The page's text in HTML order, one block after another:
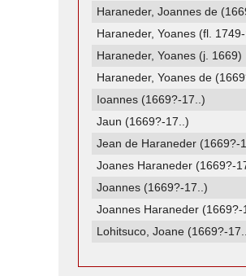
Haraneder, Joannes de
Haraneder, Yoanes (fl.
Haraneder, Yoanes (j. 1669)
Haraneder, Yoanes de
Ioannes (1669?-17..)
Jaun (1669?-17..)
Jean de Haraneder (1669?-
Joanes Haraneder (1669?-
Joannes (1669?-17..)
Joannes Haraneder (1669?-
Lohitsuco, Joane (1669?-